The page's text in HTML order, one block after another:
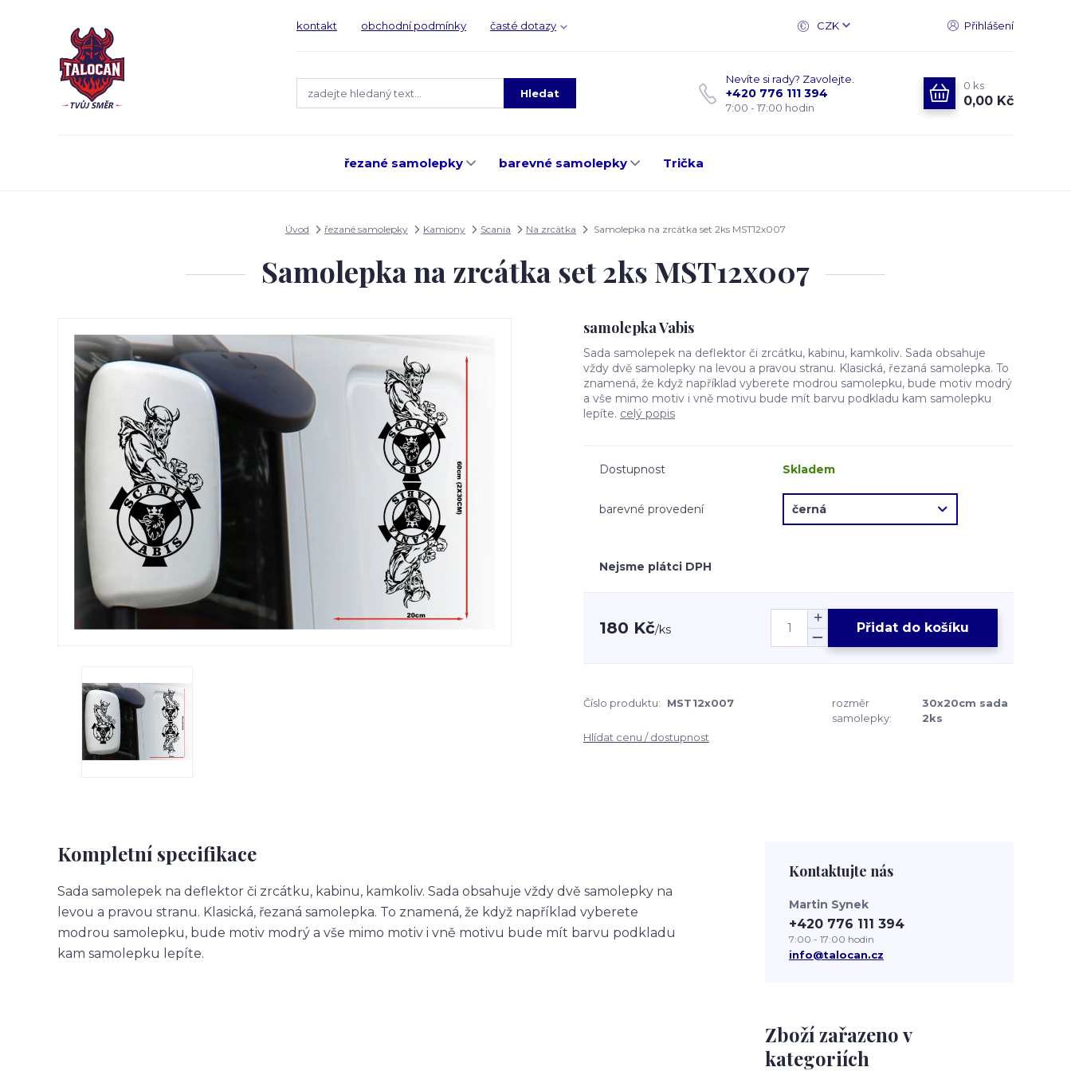
kontakt obchodní podmínky časté dotazy CZK Přihlášení
Hledat
Nevíte si rady? Zavolejte.
+420 776 111 394
7:00 - 17:00 hodin
0 ks
0,00 Kč
řezané samolepky barevné samolepky Trička
Úvod řezané samolepky Kamiony Scania Na zrcátka Samolepka na zrcátka set 2ks MST12x007
Samolepka na zrcátka set 2ks MST12x007
samolepka Vabis
Sada samolepek na deflektor či zrcátku, kabinu, kamkoliv. Sada obsahuje
vždy dvě samolepky na levou a pravou stranu. Klasická, řezaná samolepka. To
znamená, že když například vyberete modrou samolepku, bude motiv modrý
a vše mimo motiv i vně motivu bude mít barvu podkladu kam samolepku
lepíte. celý popis
Dostupnost Skladem
barevné provedení
Nejsme plátci DPH
180 Kč/ks Přidat do košíku
Číslo produktu: MST12x007
rozměr
samolepky:
30x20cm sada
2ks
Hlídat cenu / dostupnost
Kompletní specifikace
Sada samolepek na deflektor či zrcátku, kabinu, kamkoliv. Sada obsahuje vždy dvě samolepky na
levou a pravou stranu. Klasická, řezaná samolepka. To znamená, že když například vyberete
modrou samolepku, bude motiv modrý a vše mimo motiv i vně motivu bude mít barvu podkladu
kam samolepku lepíte.
Zboží zařazeno v
kategoriích
Kontaktujte nás
Martin Synek
+420 776 111 394
7:00 - 17:00 hodin
info@talocan.cz